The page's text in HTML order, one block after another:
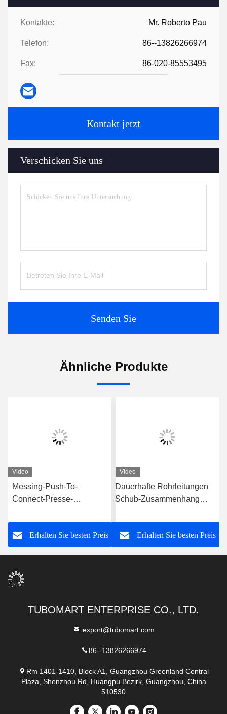
Kontakte: Mr. Roberto Pau
Telefon: 86--13826266974
Fax: 86-020-85553495
Kontakt jetzt
Verschicken Sie uns
Senden Sie
Ähnliche Produkte
Video
Messing-Push-To-
Connect-Presse-
Schleimfrei für PEX AL
PEX-Rohre
Erhalten Sie besten Preis
Video
Dauerhafte Rohrleitungen
Schub-Zusammenhang
Nickelplattierte
Messingpresseverbindungen
Erhalten Sie besten Preis
TUBOMART ENTERPRISE CO., LTD.
export@tubomart.com
86--13826266974
Rm 1401-1410, Block A1, Guangzhou Greenland Central
Plaza, Shenzhou Rd, Huangpu Bezirk, Guangzhou, China
510530